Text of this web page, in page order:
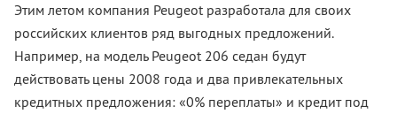
Этим летом компания Peugeot разработала для своих
российских клиентов ряд выгодных предложений.
Например, на модель Peugeot 206 седан будут
действовать цены 2008 года и два привлекательных
кредитных предложения: «0% переплаты» и кредит под